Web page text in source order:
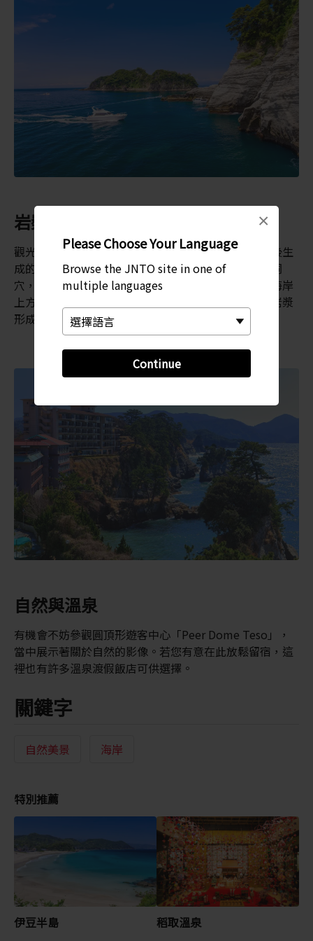
Please Choose Your Language
Browse the JNTO site in one of
multiple languages
Continue
×
岩漿地形
觀光船行程十分熱門，因為這段海岸線是在火山爆發後生
成的，而隨之而來的腐蝕，則形成了許多口袋地形與洞
穴，乘船正好是探索這些地方的最佳方式。若走道在海岸
上方的富戶，可以在一條健行步道的終點處看到硬化岩漿
形成的奇異地形。
自然與溫泉
有機會不妨參觀圓頂形遊客中心「Peer Dome Teso」，
當中展示著關於自然的影像。若您有意在此放鬆留宿，這
裡也有許多溫泉渡假飯店可供選擇。
關鍵字
自然美景 海岸
特別推薦
伊豆半島 稻取溫泉